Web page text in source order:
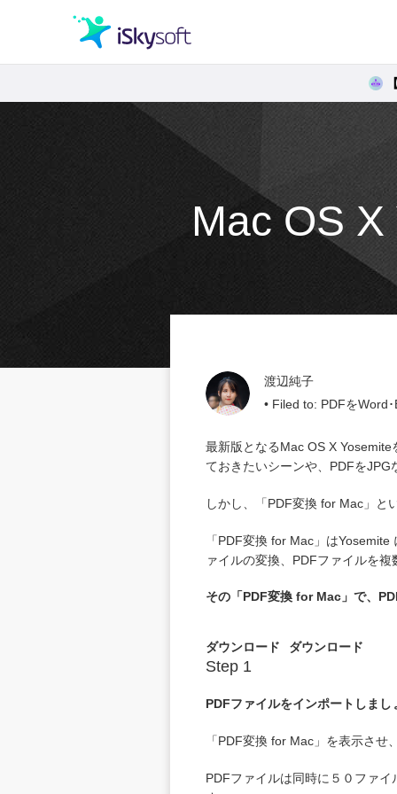
クリエイティビティ
オフィス効率化
ユーティリティ
Mac OS
渡辺純子
• Filed to: PDFをWord
最新版となるMac OS X
ておきたいシーンや、PDFを
しかし、「PDF変換 for Mac 」と
「PDF変換 for Mac」は
ァイルの変換、PDFファイルを
その「PDF変換 for Mac」で、
ダウンロード ダウンロード
Step 1
PDFファイルをインポートしまし
「PDF変換 for Mac」を表示さ
PDFファイルは同時に５０ファ